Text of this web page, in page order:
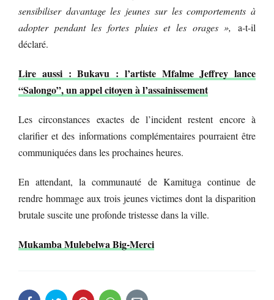
sensibiliser davantage les jeunes sur les comportements à
adopter pendant les fortes pluies et les orages », a-t-il
déclaré.
Lire aussi : Bukavu : l’artiste Mfalme Jeffrey lance
“Salongo”, un appel citoyen à l’assainissement
Les circonstances exactes de l’incident restent encore à
clarifier et des informations complémentaires pourraient être
communiquées dans les prochaines heures.
En attendant, la communauté de Kamituga continue de
rendre hommage aux trois jeunes victimes dont la disparition
brutale suscite une profonde tristesse dans la ville.
Mukamba Mulebelwa Big-Merci